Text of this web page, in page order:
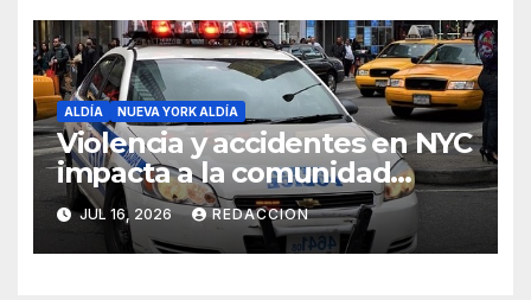
ALDÍA NUEVA YORK ALDÍA
Violencia y accidentes en NYC
impacta a la comunidad
dominicana
JUL 16, 2026 REDACCION